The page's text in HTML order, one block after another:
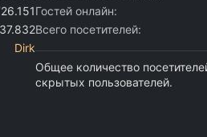
Dirk
Гостей онлайн
Всего посетителей
Общее количество
скрытых пользователей.